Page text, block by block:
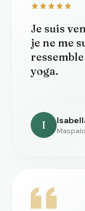
Je suis
je ne me
yoga.
I